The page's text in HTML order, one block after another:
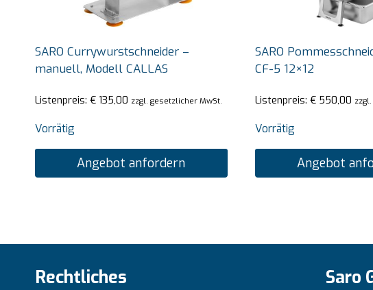
SARO Currywurstschneider –
manuell, Modell CALLAS
Listenpreis: € 135,00 zzgl. gesetzlicher MwSt.
Vorrätig
Angebot anfordern
SARO
CF-5 12×12
Listenpreis: €550,00
Vorrätig
Angebot
Rechtliches Saro